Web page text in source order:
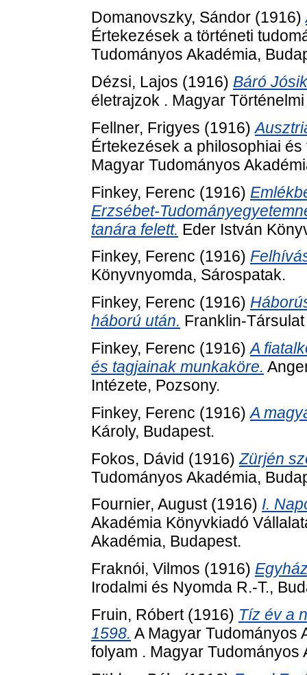
Domanovszky, Sándor (1916)
Értekezések a történeti
Tudományos Akadémia,
Dézsi, Lajos (1916) Báró
életrajzok . Magyar
Fellner, Frigyes (1916)
Értekezések a philosophiai
Magyar Tudományos
Finkey, Ferenc (1916)
Erzsébet-
tanára felett. Eder István
Finkey, Ferenc (1916)
Könyvnyomda, Sárospatak.
Finkey, Ferenc (1916)
háború után. Franklin-
Finkey, Ferenc (1916)A
és tagjainak munkaköre.
Intézete, Pozsony.
Finkey, Ferenc (1916)A
Károly, Budapest.
Fokos, Dávid (1916)Zürjén
Tudományos Akadémia,
Fournier, August(1916) I.
Akadémia Könyvkiadó
Akadémia, Budapest.
Fraknói, Vilmos (1916)
Irodalmi és Nyomda R.-T.,
Fruin, Róbert(1916) Tíz év a
1598. A Magyar Tudományos
folyam . Magyar Tudományos